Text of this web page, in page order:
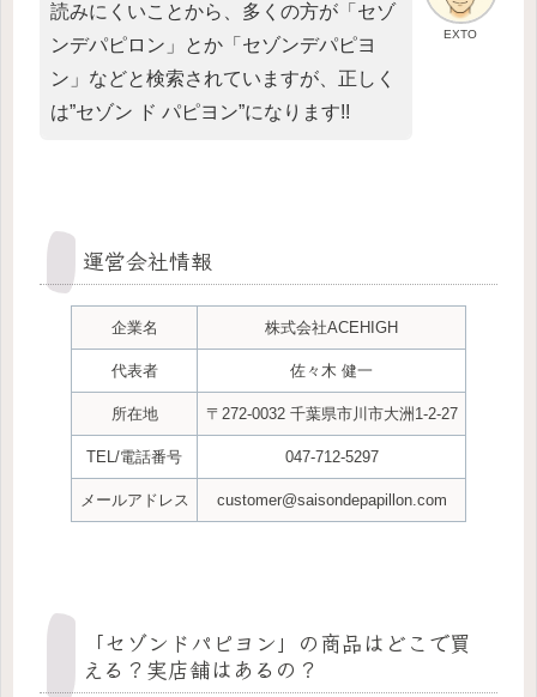
EXTO
読みにくいことから、多くの方が「セゾ
ンデパピロン」とか「セゾンデパピヨ
ン」などと検索されていますが、正しく
は”セゾン ド パピヨン”になります!!
運営会社情報
企業名 株式会社ACEHIGH
代表者 佐々木 健一
所在地 〒272-0032 千葉県市川市大洲1-2-27
TEL/電話番号 047-712-5297
メールアドレス customer@saisondepapillon.com
「セゾンドパピヨン」の商品はどこで買
える？実店舗はあるの？